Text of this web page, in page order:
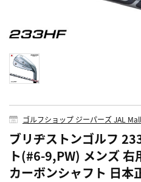
ゴルフショップ ジーパーズ JAL
ブリヂストンゴルフ
ト(#6-9,PW) メンズ 右
カーボンシャフト 日